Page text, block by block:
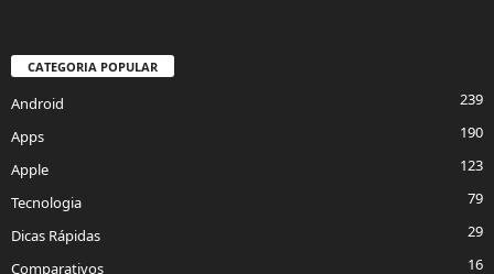
CATEGORIA POPULAR
Android
239
Apps
190
Apple
123
Tecnologia
79
Dicas Rápidas
29
Comparativos
16